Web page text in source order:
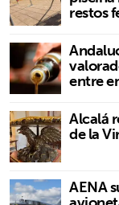
restos
entre
Alcalá
de la
AENA